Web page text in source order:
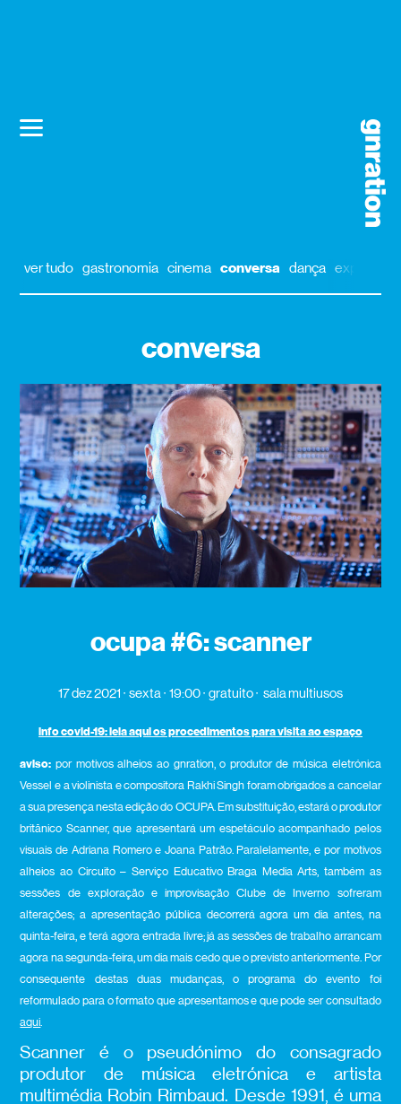
ver tudo gastronomia cinema conversa dança exposição
conversa
ocupa #6: scanner
17 dez 2021 sexta 19:00 gratuito sala multiusos
info covid-19: leia aqui os procedimentos para visita ao espaço
aviso:por motivos alheios ao gnration, o produtor de música eletrónica
Vessel e a violinista e compositora Rakhi Singh foram obrigados a cancelar
a sua presença nesta edição do OCUPA. Em substituição, estará o produtor
britânico Scanner, que apresentará um espetáculo acompanhado pelos
visuais de Adriana Romero e Joana Patrão. Paralelamente, e por motivos
alheios ao Circuito – Serviço Educativo Braga Media Arts, também as
sessões de exploração e improvisação Clube de Inverno sofreram
alterações; a apresentação pública decorrerá agora um dia antes, na
quinta-feira, e terá agora entrada livre; já as sessões de trabalho arrancam
agora na segunda-feira, um dia mais cedo que o previsto anteriormente. Por
consequente destas duas mudanças, o programa do evento foi
reformulado para o formato que apresentamos e que pode ser consultado
aqui
Scanner é o pseudónimo do consagrado
produtor de música eletrónica e artista
multimédia Robin Rimbaud. Desde 1991, é uma